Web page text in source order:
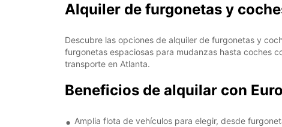
Alquiler de furgonetas y
Descubre las opciones de alquiler de furgonetas y
furgonetas espaciosas para mudanzas hasta coches
transporte en Atlanta.
Beneficios de alquilar con
Amplia flota de vehículos para elegir, desde